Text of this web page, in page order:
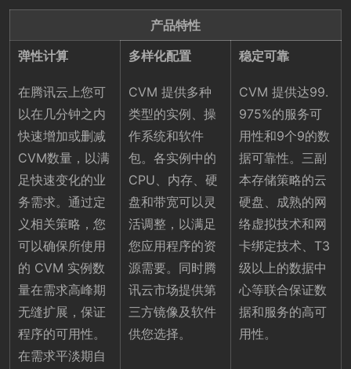
产品特性
弹性计算
在腾讯云上您可
以在几分钟之内
快速增加或删减
CVM数量，以满
足快速变化的业
务需求。通过定
义相关策略，您
可以确保所使用
的 CVM 实例数
量在需求高峰期
无缝扩展，保证
程序的可用性。
在需求平淡期自
多样化配置
CVM 提供多种
类型的实例、操
作系统和软件
包。各实例中的
CPU、内存、硬
盘和带宽可以灵
活调整，以满足
您应用程序的资
源需要。同时腾
讯云市场提供第
三方镜像及软件
供您选择。
稳定可靠
CVM 提供达99.
975%的服务可
用性和9个9的数
据可靠性。三副
本存储策略的云
硬盘、成熟的网
络虚拟技术和网
卡绑定技术、T3
级以上的数据中
心等联合保证数
据和服务的高可
用性。